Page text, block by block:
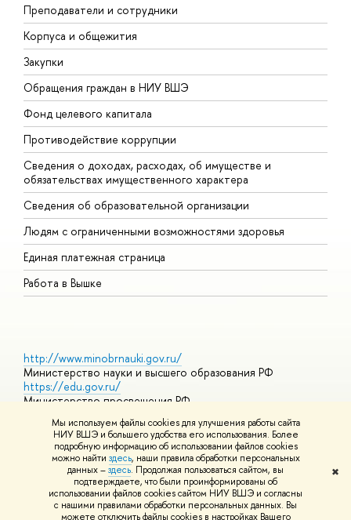
Мы используем файлы cookies для улучшения работы сайта
НИУ ВШЭ и большего удобства его использования. Более
подробную информацию об использовании файлов cookies
можно найти здесь, наши правила обработки персональных
данных –здесь. Продолжая пользоваться сайтом, вы
подтверждаете, что были проинформированы об
использовании файлов cookies сайтом НИУ ВШЭ и согласны
с нашими правилами обработки персональных данных. Вы
можете отключить файлы cookies в настройках Вашего
✖
Преподаватели и сотрудники
Корпуса и общежития
Закупки
Обращения граждан в НИУ ВШЭ
Фонд целевого капитала
Противодействие коррупции
Сведения о доходах, расходах, об имуществе и
обязательствах имущественного характера
Сведения об образовательной организации
Людям с ограниченными возможностями здоровья
Единая платежная страница
Работа в Вышке
http://www.minobrnauki.gov.ru/
Министерство науки и высшего образования РФ
https://edu.gov.ru/
Министерство просвещения РФ
https://elearning.hse.ru/mooc
Массовые открытые онлайн-курсы
© НИУ ВШЭ 1993–2026 Адреса и контактыУсловия
использования материалов Политика конфиденциальности
Шрифты HSE Sans и HSE Slab разработаны вШколе дизайна НИУ